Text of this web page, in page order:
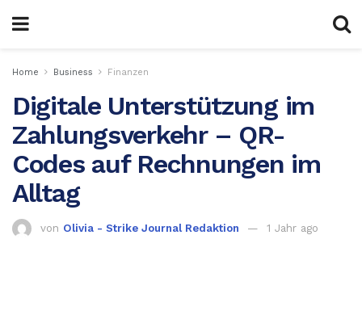
Home Business Finanzen
Digitale Unterstützung im
Zahlungsverkehr – QR-
Codes auf Rechnungen im
Alltag
von Olivia - Strike Journal Redaktion 1 Jahr ago